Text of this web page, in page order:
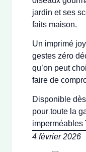
jardin et ses
faits maison.
Un imprimé
gestes zéro
qu’on peut
faire de
Disponible
pour toute la
imperméables
4 février 2026